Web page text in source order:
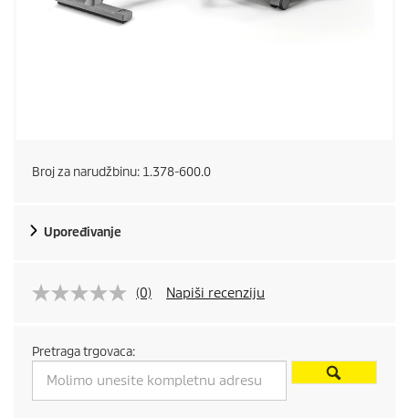
Broj za narudžbinu: 1.378-600.0
Upoređivanje
(0) Napiši recenziju
Pretraga trgovaca: